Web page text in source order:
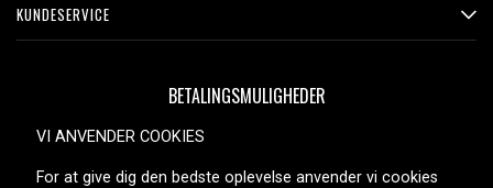
KUNDESERVICE
BETALINGSMULIGHEDER
VI ANVENDER COOKIES
For at give dig den bedste oplevelse anvender vi cookies